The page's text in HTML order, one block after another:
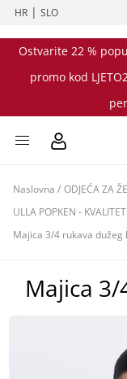
HR |SLO
Ostvarite 22 %
promo kod
Naslovna / ODJEĆA ZA
ULLA POPKEN -
Majica 3/4 rukava dužeg
Majica